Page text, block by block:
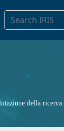
della ricerca.